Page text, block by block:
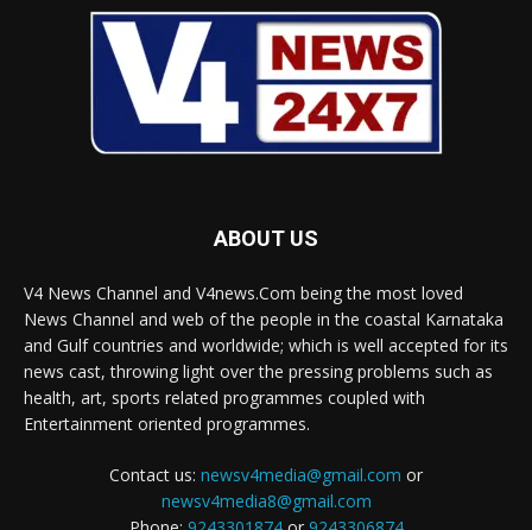
ABOUT US
V4 News Channel and V4news.Com being the most loved
News Channel and web of the people in the coastal Karnataka
and Gulf countries and worldwide; which is well accepted for its
news cast, throwing light over the pressing problems such as
health, art, sports related programmes coupled with
Entertainment oriented programmes.
Contact us: newsv4media@gmail.com or
newsv4media8@gmail.com